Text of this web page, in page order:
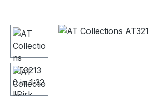
Bildergalerie überspringen